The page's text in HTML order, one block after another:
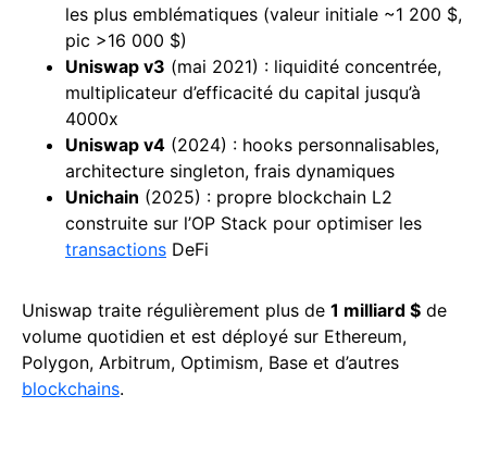
les plus emblématiques (valeur initiale ~1 200 $,
pic >16 000 $)
Uniswap v3 (mai 2021) : liquidité concentrée,
multiplicateur d’efficacité du capital jusqu’à
4000x
Uniswap v4 (2024) : hooks personnalisables,
architecture singleton, frais dynamiques
Unichain (2025) : propre blockchain L2
construite sur l’OP Stack pour optimiser les
transactions DeFi
Uniswap traite régulièrement plus de 1 milliard $ de
volume quotidien et est déployé sur Ethereum,
Polygon, Arbitrum, Optimism, Base et d’autres
blockchains.